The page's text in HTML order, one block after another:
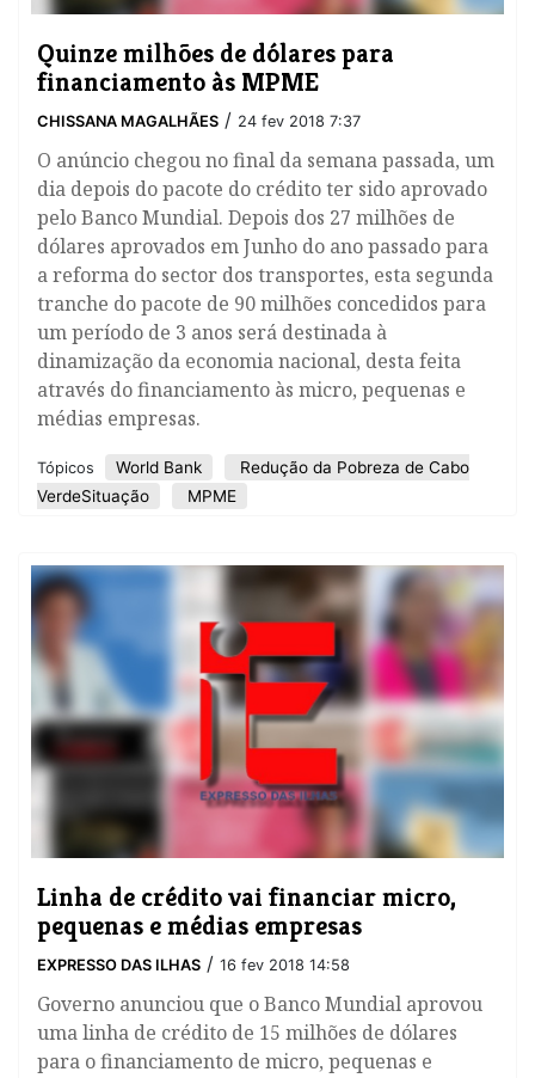
Quinze milhões de dólares para
financiamento às MPME
CHISSANA MAGALHÃES / 24 fev 2018 7:37
​O anúncio chegou no final da semana passada, um
dia depois do pacote do crédito ter sido aprovado
pelo Banco Mundial. Depois dos 27 milhões de
dólares aprovados em Junho do ano passado para
a reforma do sector dos transportes, esta segunda
tranche do pacote de 90 milhões concedidos para
um período de 3 anos será destinada à
dinamização da economia nacional, desta feita
através do financiamento às micro, pequenas e
médias empresas.
Tópicos World Bank
Redução da Pobreza de Cabo
VerdeSituação
MPME
Linha de crédito vai financiar micro,
pequenas e médias empresas
EXPRESSO DAS ILHAS / 16 fev 2018 14:58
Governo anunciou que o Banco Mundial aprovou
uma linha de crédito de 15 milhões de dólares
para o financiamento de micro, pequenas e